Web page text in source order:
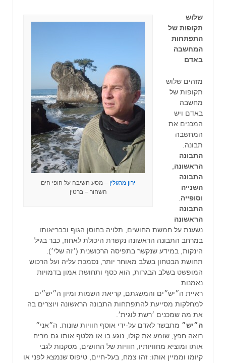
ירון מרגולין – מסע חשיבה על חופי הים
השחור – ברטין
שלוש
תקופות של
התפתחות
המחשבה
באדם
מזהים שלוש
תקופות של
מחשבה
באדם ויש
המכנים את
המחשבה
תבונה.
התבונה
הראשונה
התבונה
השנייה
וסופייה
התבונה
הראשונה
נשענת על חמשת החושים, תלויה בחוסן הגוף ובבריאותו.
במרחב התבונה הראשונה נקשרת היכולת לאחוז, כבר בגיל
הינקות, במידע שנקשר בתפיסה הרכושנית (׳זה שלי׳).
תחושת הבטחון בשלב מאוחר יותר, נסמכת עליה ועל הרכוש
המופשט בשלב הבגרות, הוא כסף ותחושת אמון בדמויות
נאמנות.
ראיית ה״יש״ים והמשגתם, קריאת השמות ומיון ה״יש״ים
למחלקות מסייעת להתפתחות התבונה הראשונה ויוצרים בה
את מה שמכנים ׳רשת לוגית׳.
ה״יש״ מתבשר לאדם על-ידי אוסף חוויות שונות. ה״אני״
רואה חפץ, שומע את קולו, נוגע בו או מלטף אותו גם מריח
אותו ומוציא מחוויותיו, חוויות של החושים, מסקנות לגבי
קיומו וממיין אותו: זהו צמח, בעל-חיים, טיפוס שנמצא לפני או